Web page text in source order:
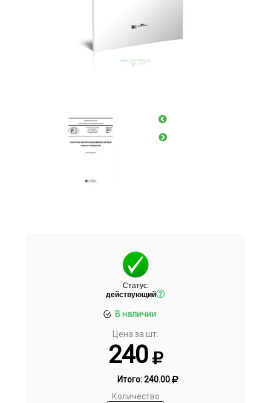
Статус:
действующий
В наличии
Цена за шт.
240
Итого:240.00
Количество